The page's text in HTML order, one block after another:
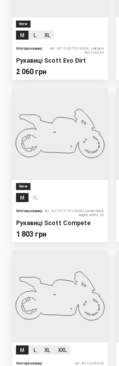
New
M XL
Моторукавиці
art. 4219207913008, sail blue
fast red, M
Рукавиці Scott Evo Dirt
2 060 грн
New
M XL
Моторукавиці art. 4219277912008, caviar black
bright white, M
Рукавиці Scott Compete
1 803 грн
M XL XXL
Моторукавиці art. B110,265,M